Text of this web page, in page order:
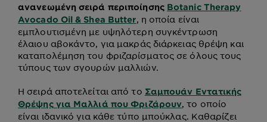
ανανεωμένη σειρά περιποίησης Botanic Therapy
Avocado Oil & Shea Butter, η οποία είναι
εμπλουτισμένη με υψηλότερη συγκέντρωση
έλαιου αβοκάντο, για μακράς διάρκειας θρέψη και
καταπολέμηση του φριζαρίσματος σε όλους τους
τύπους των σγουρών μαλλιών.
Η σειρά αποτελείται από το Σαμπουάν Εντατικής
Θρέψης για Μαλλιά που Φριζάρουν, το οποίο
είναι ιδανικό για κάθε τύπο μπούκλας. Καθαρίζει